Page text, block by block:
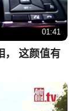
01:41
， 这颜值有